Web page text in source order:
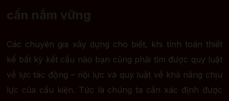
cần nắm vững
Các chuyên gia xây dựng cho biết, khi tính toán thiết
kế bất kỳ kết cấu nào bạn cũng phải tìm được quy luật
về lực tác động – nội lực và quy luật về khả năng chịu
lực của cấu kiện. Tức là chúng ta cần xác định được